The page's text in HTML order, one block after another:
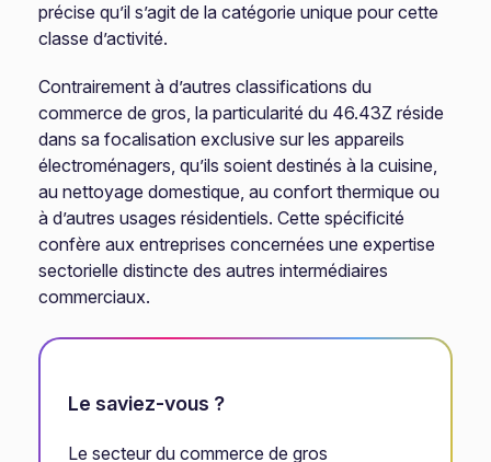
précise qu’il s’agit de la catégorie unique pour cette
classe d’activité.
Contrairement à d’autres classifications du
commerce de gros, la particularité du 46.43Z réside
dans sa focalisation exclusive sur les appareils
électroménagers, qu’ils soient destinés à la cuisine,
au nettoyage domestique, au confort thermique ou
à d’autres usages résidentiels. Cette spécificité
confère aux entreprises concernées une expertise
sectorielle distincte des autres intermédiaires
commerciaux.
Le saviez-vous ?
Le secteur du commerce de gros